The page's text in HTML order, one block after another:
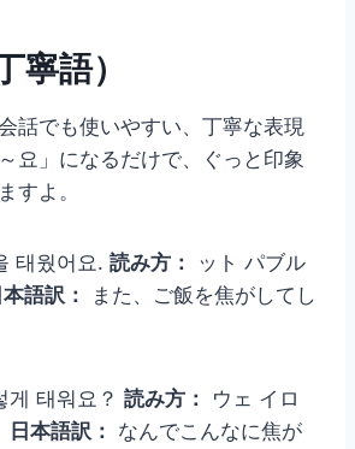
寧語）
話でも使いやすい、丁寧な表現
요」になるだけで、ぐっと印象
すよ。
태웠어요. 読み方：
ット パブル
本語訳：
また、ご飯を焦がしてし
게 태워요？ 読み方：
ウェ イロ
日本語訳： なんでこんなに焦が